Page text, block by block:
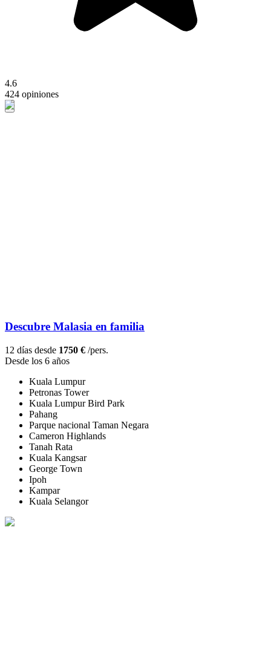
4.6
424 opiniones
Descubre Malasia en familia
12 días desde 1750 € /pers.
Desde los 6 años
Kuala Lumpur
Petronas Tower
Kuala Lumpur Bird Park
Pahang
Parque nacional Taman Negara
Cameron Highlands
Tanah Rata
Kuala Kangsar
George Town
Ipoh
Kampar
Kuala Selangor